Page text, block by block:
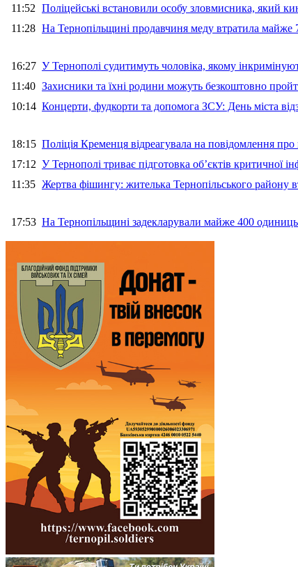
11:52 Поліцейські встановили особу зловмисника, який
11:28 На Тернопільщині продавчиня меду втратила майже
16:27 У Тернополі судитимуть чоловіка, якому
11:40 Захисники та їхні родини можуть безкоштовно
10:14 Концерти, фудкорти та допомога ЗСУ: День міста
18:15 Поліція Кременця відреагувала на повідомлення
17:12 У Тернополі триває підготовка об’єктів критичної
11:35 Жертва фішингу: жителька Тернопільського району
17:53 На Тернопільщині задекларували майже 400 одиниць